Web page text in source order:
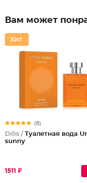
Вам может
(8)
Dilis / Туалетная вода
sunny
1511 ₽